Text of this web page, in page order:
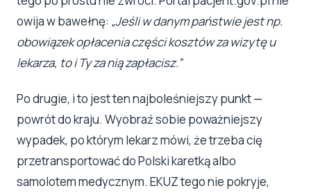
owija w bawełnę: „Jeśli w danym państwie jest np.
obowiązek opłacenia części kosztów za wizytę u
lekarza, to i Ty za nią zapłacisz.”
Po drugie, i to jest ten najboleśniejszy punkt —
powrót do kraju. Wyobraź sobie poważniejszy
wypadek, po którym lekarz mówi, że trzeba cię
przetransportować do Polski karetką albo
samolotem medycznym. EKUZ tego nie pokryje,